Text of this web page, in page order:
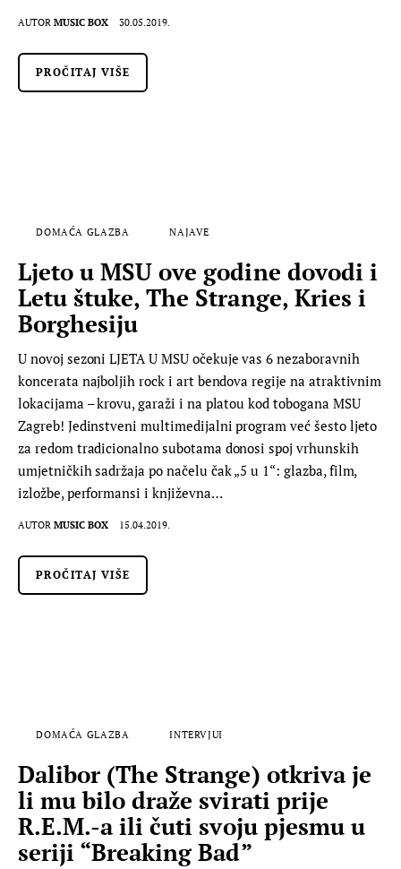
AUTOR MUSIC BOX 30.05.2019.
PROČITAJ VIŠE
DOMAĆA GLAZBA NAJAVE
Ljeto u MSU ove godine dovodi i
Letu štuke, The Strange, Kries i
Borghesiju
U novoj sezoni LJETA U MSU očekuje vas 6 nezaboravnih
koncerata najboljih rock i art bendova regije na atraktivnim
lokacijama – krovu, garaži i na platou kod tobogana MSU
Zagreb! Jedinstveni multimedijalni program već šesto ljeto
za redom tradicionalno subotama donosi spoj vrhunskih
umjetničkih sadržaja po načelu čak „5 u 1“: glazba, film,
izložbe, performansi i književna…
AUTOR MUSIC BOX 15.04.2019.
PROČITAJ VIŠE
DOMAĆA GLAZBA INTERVJUI
Dalibor (The Strange) otkriva je
li mu bilo draže svirati prije
R.E.M.-a ili čuti svoju pjesmu u
seriji “Breaking Bad”